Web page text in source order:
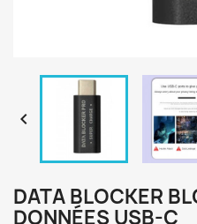

DATA BLOCKER
DONNÉES USB-C